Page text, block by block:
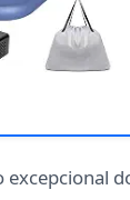
excepcional